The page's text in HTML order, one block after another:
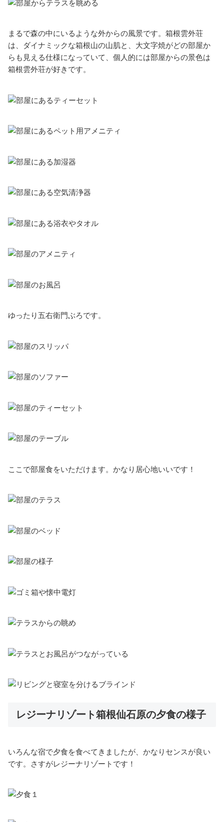
まるで森の中にいるような外からの風景です。箱根雲外荘
は、ダイナミックな箱根山の山肌と、大文字焼がどの部屋か
らも見える仕様になっていて、個人的には部屋からの景色は
箱根雲外荘が好きです。
ゆったり五右衛門ぶろです。
ここで部屋食をいただけます。かなり居心地いいです！
レジーナリゾート箱根仙石原の夕食の様子
いろんな宿で夕食を食べてきましたが、かなりセンスが良い
です。さすがレジーナリゾートです！